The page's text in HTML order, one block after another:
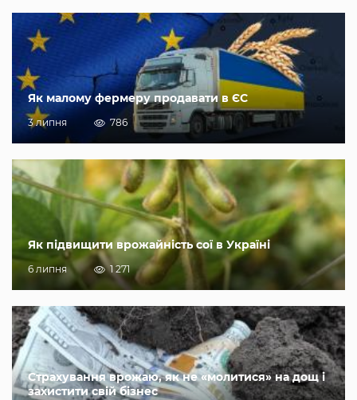
Як малому фермеру продавати в ЄС
3 липня 786
Як підвищити врожайність сої в Україні
6 липня 1 271
Страхування врожаю, як не «молитися» на дощ і
захистити свій бізнес